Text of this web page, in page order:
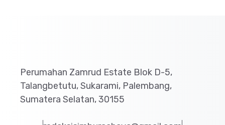
Perumahan Zamrud Estate Blok D-5,
Talangbetutu, Sukarami, Palembang,
Sumatera Selatan, 30155